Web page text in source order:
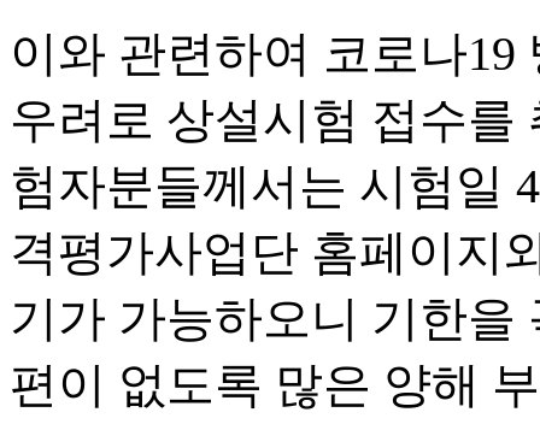
이와 관련하여 코로나19
우려로 상설시험 접수를
험자분들께서는 시험일 4
격평가사업단 홈페이지
기가 가능하오니 기한을
편이 없도록 많은 양해